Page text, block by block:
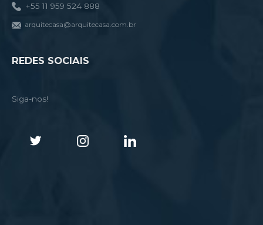
+55 11 959 524 888
arquitecasa@arquitecasa.com.br
REDES SOCIAIS
Siga-nos!